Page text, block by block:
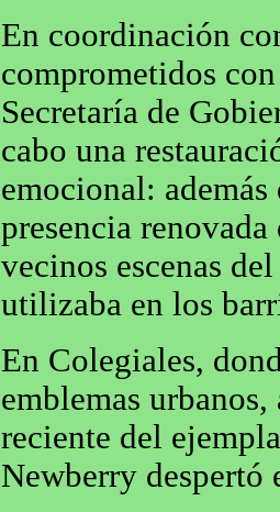
En coordinación
comprometidos
Secretaría de
cabo una
emocional:
presencia
vecinos escenas
utilizaba en los
En Colegiales,
emblemas
reciente del
Newberry despertó